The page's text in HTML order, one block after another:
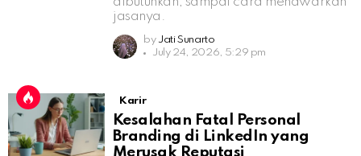
jasanya.
by Jati Sunarto
July 24, 2026, 5:29 pm
Karir
Kesalahan Fatal Personal
Branding di LinkedIn yang
Merusak Reputasi